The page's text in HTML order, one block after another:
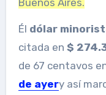
Él dólar
citada en $
de 67 centavos
de ayery así